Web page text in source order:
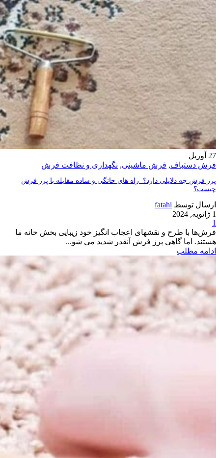
27 آوریل
فرش دستباف, فرش ماشینی, نگهداری و نظافت فرش
پرز فرش چه دلایلی دارد؟ راه های خانگی و ساده­ مقابله با پرز فرش
چیست؟
ارسال توسط fatahi
1 ژانویه, 2024
1
فرش­‌ها با طرح و نقش­های اعجاب انگیز خود زیبایی بخش خانه ما
هستند. اما گاهی پرز فرش آنقدر شدید می شو...
ادامه مطلب